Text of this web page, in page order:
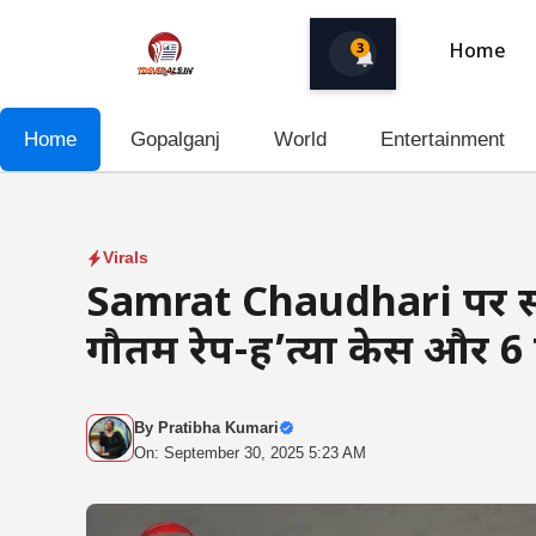
3 Home
Home Gopalganj World Entertainment
Virals
Samrat Chaudhari पर
गौतम रेप-ह’त्या केस और 6
By Pratibha Kumari
On: September 30, 2025 5:23 AM